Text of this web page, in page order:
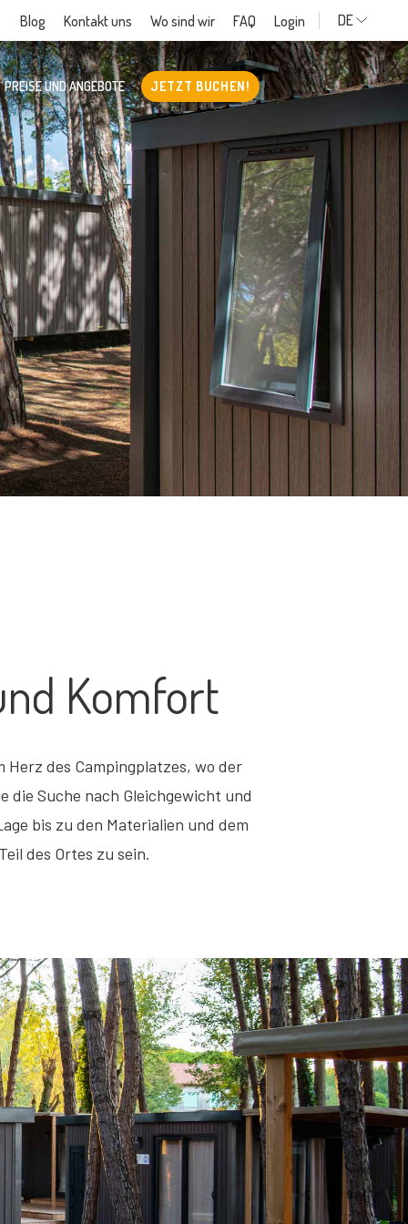
Blog Kontakt uns Wo sind wir FAQ Login DE
PREISE UND ANGEBOTE JETZT BUCHEN!
Komfort
des Campingplatzes, wo der
Suche nach Gleichgewicht und
bis zu den Materialien und dem
des Ortes zu sein.